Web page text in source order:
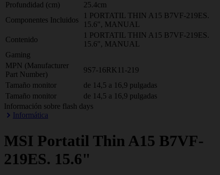
Profundidad (cm)
25.4cm
Componentes Incluidos
1 PORTATIL THIN A15 B7VF-219ES.
15.6", MANUAL
Contenido
1 PORTATIL THIN A15 B7VF-219ES.
15.6", MANUAL
Gaming
MPN (Manufacturer
Part Number)
9S7-16RK11-219
Tamaño monitor
de 14,5 a 16,9 pulgadas
Tamaño monitor
de 14,5 a 16,9 pulgadas
Información sobre flash days
Informática
MSI Portatil Thin A15 B7VF-
219ES. 15.6"